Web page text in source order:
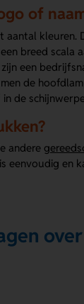
of
breed
een
de
de
andere
eenvoudig